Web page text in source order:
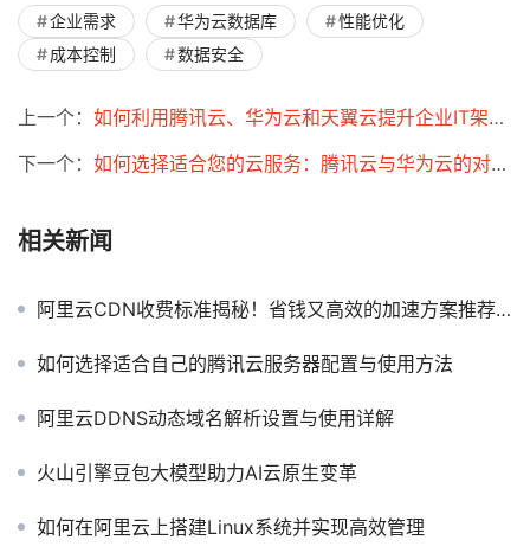
企业需求 华为云数据库
性能优化
成本控制
数据安全
上一个： 如何利用腾讯云、华为云和天翼云提升企业IT架构的灵活性
下一个： 如何选择适合您的云服务：腾讯云与华为云的对比分析
相关新闻
阿里云CDN收费标准揭秘！省钱又高效的加速方案推荐！
如何选择适合自己的腾讯云服务器配置与使用方法
阿里云DDNS动态域名解析设置与使用详解
火山引擎豆包大模型助力AI云原生变革
如何在阿里云上搭建Linux系统并实现高效管理